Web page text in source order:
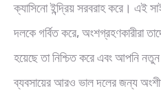
ক্যাসিনো ইন্দ্রিয় সরবরাহ করে। এই
দলকে গর্বিত করে, অংশগ্রহণকারীরা
হয়েছে তা নিশ্চিত করে এবং আপনি নতুন
ব্যবসায়ের আরও ভাল দলের জন্য